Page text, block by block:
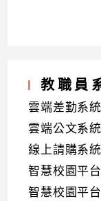
教職員
雲端差勤系統
雲端公文系統
線上請購系統
智慧校園平
智慧校園平